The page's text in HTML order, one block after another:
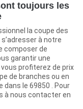
toujours les
la coupe des
à notre
composer de
garantir une
profiterez de prix
de branches ou en
dans le 69850 . Pour
à nous contacter en